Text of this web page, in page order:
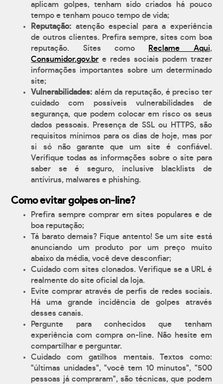
aplicam golpes, tenham sido criados há pouco
tempo e tenham pouco tempo de vida;
Reputação: atenção especial para a experiência
de outros clientes. Prefira sempre, sites com boa
reputação. Sites como
Reclame Aqui,
Consumidor.gov.br e redes sociais podem trazer
informações importantes sobre um determinado
site;
Vulnerabilidades: além da reputação, é preciso ter
cuidado com possíveis vulnerabilidades de
segurança, que podem colocar em risco os seus
dados pessoais. Presença de SSL ou HTTPS, são
requisitos mínimos para os dias de hoje, mas por
si só não garante que um site é confiável.
Verifique todas as informações sobre o site para
saber se é seguro, inclusive blacklists de
antívirus, malwares e phishing.
Como evitar golpes on-line?
Prefira sempre comprar em sites populares e de
boa reputação;
Tá barato demais? Fique antento! Se um site está
anunciando um produto por um preço muito
abaixo da média, você deve desconfiar;
Cuidado com sites clonados. Verifique se a URL é
realmente do site oficial da loja.
Evite comprar através de perfis de redes sociais.
Há uma grande incidência de golpes através
desses canais.
Pergunte para conhecidos que tenham
experiência com compra on-line. Não hesite em
compartilhar e perguntar.
Cuidado com gatilhos mentais. Textos como:
"últimas unidades", "você tem 10 minutos", "500
pessoas já compraram", são técnicas, que podem